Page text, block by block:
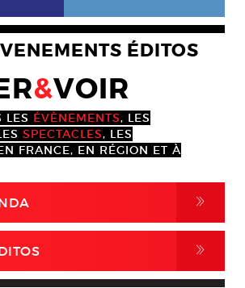
ÉDITOS
&VOIR
LES ÉVÈNEMENTS, LES
SPECTACLES, LES
FRANCE, EN RÉGION ET À
,
,